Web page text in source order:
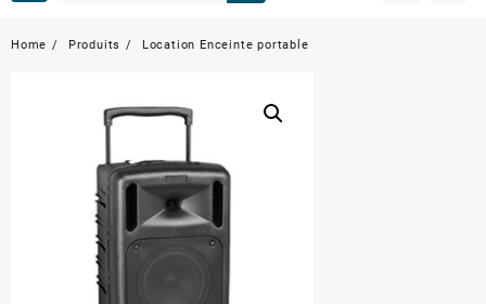
Home Produits Location Enceinte portable